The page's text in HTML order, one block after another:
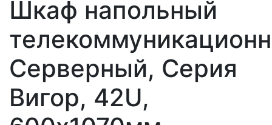
Шкаф напольный
Серверный, Серия
Вигор, 42U,